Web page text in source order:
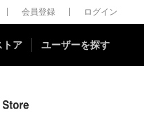
会員登録 ログイン
トア ユーザーを探す